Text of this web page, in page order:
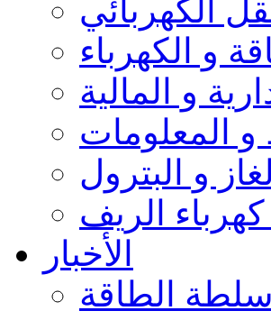
الكهربائي
و الكهرباء
و المالية
و المعلومات
الغاز و البترول
الريف
الأخبار
سلطة الطاقة